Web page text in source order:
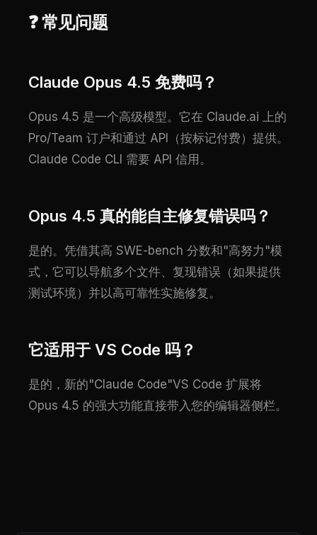
❓ 常见问题
Claude Opus 4.5 免费吗？
Opus 4.5 是一个高级模型。它在 Claude.ai 上的
Pro/Team 订户和通过 API（按标记付费）提供。
Claude Code CLI 需要 API 信用。
Opus 4.5 真的能自主修复错误吗？
是的。凭借其高 SWE-bench 分数和"高努力"模
式，它可以导航多个文件、复现错误（如果提供
测试环境）并以高可靠性实施修复。
它适用于 VS Code 吗？
是的，新的"Claude Code"VS Code 扩展将
Opus 4.5 的强大功能直接带入您的编辑器侧栏。